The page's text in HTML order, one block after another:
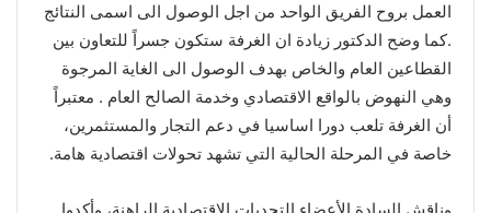
العمل بروح الفريق الواحد من اجل الوصول الى اسمى النتائج
.كما وضح الدكتور زيادة ان الغرفة ستكون جسراً للتعاون بين
القطاعين العام والخاص بهدف الوصول الى الغاية المرجوة
وهي النهوض بالواقع الاقتصادي وخدمة الصالح العام . معتبراً
أن الغرفة تلعب دورا اساسيا في دعم التجار والمستثمرين،
خاصة في المرحلة الحالية التي تشهد تحولات اقتصادية هامة.